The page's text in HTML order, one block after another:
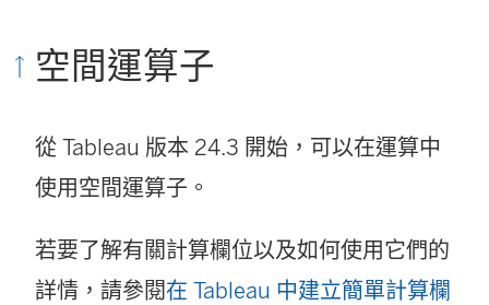
空間運算子
從 Tableau 版本 24.3 開始，可以在運算中
使用空間運算子。
若要了解有關計算欄位以及如何使用它們的
詳情，請參閱在 Tableau 中建立簡單計算欄